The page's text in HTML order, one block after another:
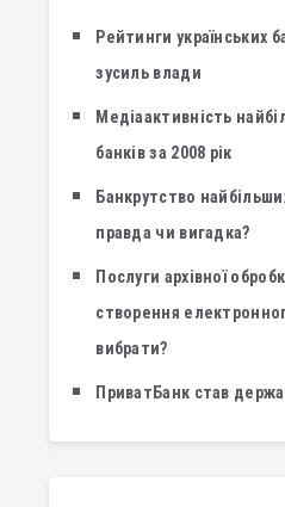
Рейтинги українських
зусиль влади
Медіаактивність
банків за 2008 рік
Банкрутство
правда чи вигадка?
Послуги архівної
створення
вибрати?
ПриватБанк став